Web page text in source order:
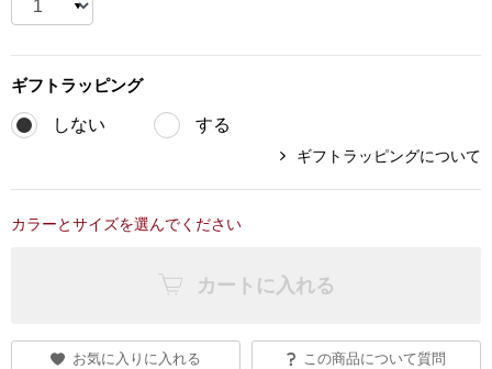
ランド
集
タログ
トートバッグ
ブリーフケース
ギフト ラッピング
しない する
ギフトラッピングについて
カラーとサイズを選んでください
カートに入れる
お気に入りに入れる この商品について質問